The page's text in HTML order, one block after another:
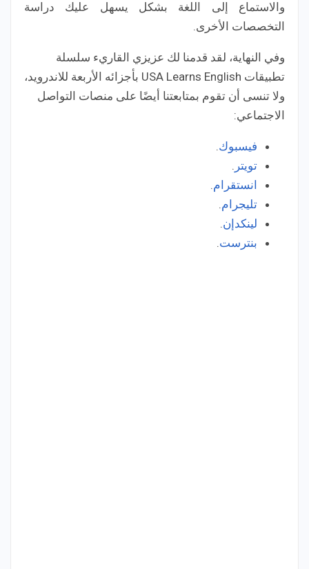
والاستماع إلى اللغة بشكل يسهل عليك دراسة
التخصصات الأخرى.
وفي النهاية، لقد قدمنا لك عزيزي القاريء سلسلة
تطبيقات USA Learns English بأجزائه الأربعة للاندرويد،
ولا تنسى أن تقوم بمتابعتنا أيضًا على منصات التواصل
الاجتماعي:
فيسبوك.
تويتر .
انستقرام.
تليجرام.
لينكدإن.
بنترست.